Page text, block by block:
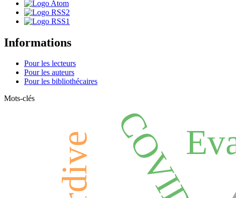
Informations
Pour les lecteurs
Pour les auteurs
Pour les bibliothécaires
Mots-clés